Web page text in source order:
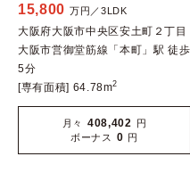
15,800 万円／3LDK
大阪府大阪市中央区安土町２丁目
大阪市営御堂筋線「本町」駅 徒歩
5分
[専有面積] 64.78m2
月々 408,402 円
ボーナス
0 円